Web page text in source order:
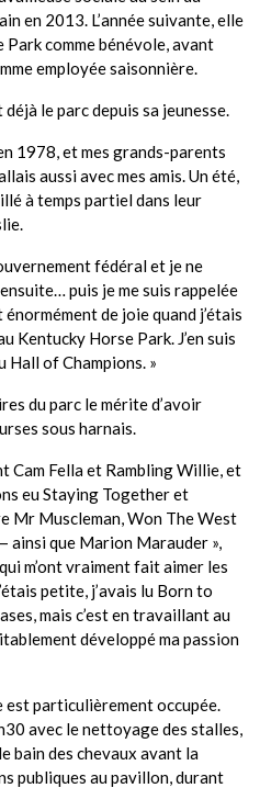
en 2013. L’année suivante, elle
Park comme bénévole, avant
employée saisonnière.
le parc depuis sa jeunesse.
1978, et mes grands-parents
aussi avec mes amis. Un été,
à temps partiel dans leur
fédéral et je ne
puis je me suis rappelée
de joie quand j’étais
Kentucky Horse Park. J’en suis
Hall of Champions. »
du parc le mérite d’avoir
sous harnais.
Cam Fella et Rambling Willie, et
eu Staying Together et
Mr Muscleman, Won The West
ainsi que Marion Marauder »,
m’ont vraiment fait aimer les
petite, j’avais lu Born to
mais c’est en travaillant au
développé ma passion
est particulièrement occupée.
avec le nettoyage des stalles,
bain des chevaux avant la
publiques au pavillon, durant